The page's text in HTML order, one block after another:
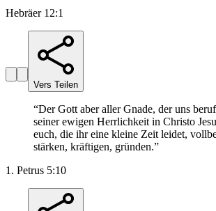
Hebräer 12:1
Vers Teilen
“Der Gott aber aller Gnade, der uns
seiner ewigen Herrlichkeit in Christo
euch, die ihr eine kleine Zeit leidet,
stärken, kräftigen, gründen.”
1. Petrus 5:10